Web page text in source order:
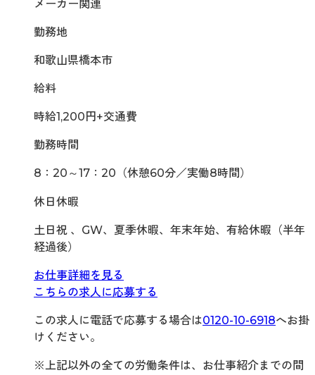
メーカー関連
勤務地
和歌山県橋本市
給料
時給1,200円+交通費
勤務時間
8：20～17：20（休憩60分／実働8時間）
休日休暇
土日祝 、GW、夏季休暇、年末年始、有給休暇（半年
経過後）
お仕事詳細を見る
こちらの求人に応募する
この求人に電話で応募する場合は0120-10-6918へお掛
けください。
※上記以外の全ての労働条件は、お仕事紹介までの間